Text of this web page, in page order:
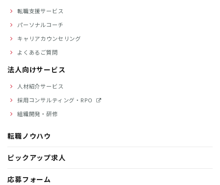
転職支援サービス
パーソナルコーチ
キャリアカウンセリング
よくあるご質問
法人向けサービス
人材紹介サービス
採用コンサルティング・RPO
組織開発・研修
転職ノウハウ
ピックアップ求人
応募フォーム